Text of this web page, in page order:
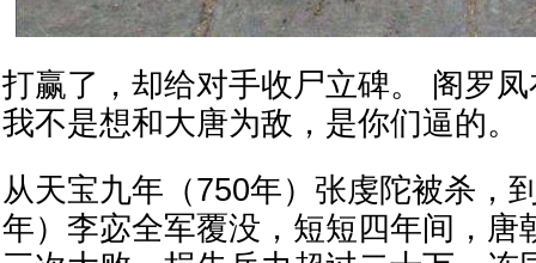
打赢了，却给对手收尸立碑。 阁罗
我不是想和大唐为敌，是你们逼的。
从天宝九年（750年）张虔陀被杀，
年）李宓全军覆没，短短四年间，唐